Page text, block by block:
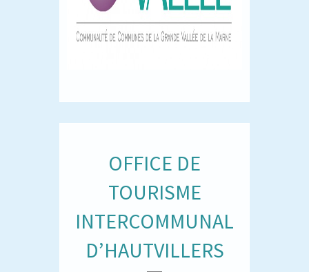
OFFICE DE
TOURISME
INTERCOMMUNAL
D’HAUTVILLERS